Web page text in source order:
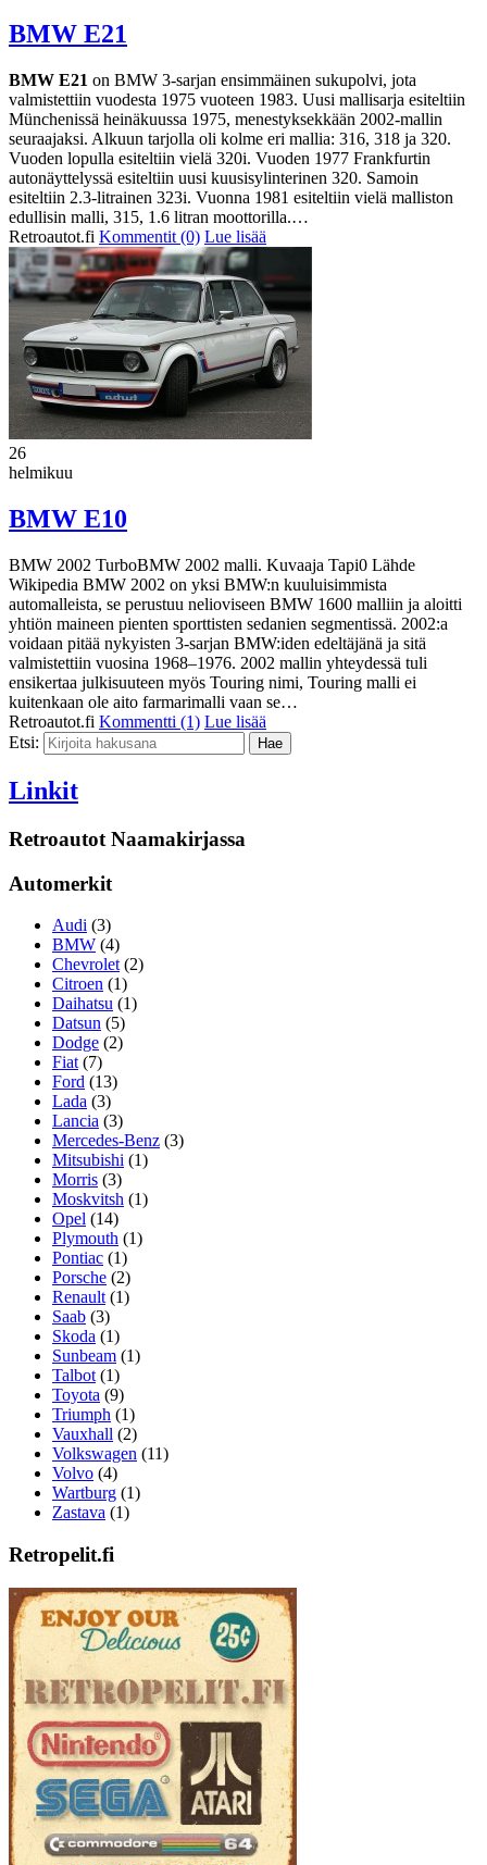
BMW E21
BMW E21 on BMW 3-sarjan ensimmäinen sukupolvi, jota
valmistettiin vuodesta 1975 vuoteen 1983. Uusi mallisarja esiteltiin
Münchenissä heinäkuussa 1975, menestyksekkään 2002-mallin
seuraajaksi. Alkuun tarjolla oli kolme eri mallia: 316, 318 ja 320.
Vuoden lopulla esiteltiin vielä 320i. Vuoden 1977 Frankfurtin
autonäyttelyssä esiteltiin uusi kuusisylinterinen 320. Samoin
esiteltiin 2.3-litrainen 323i. Vuonna 1981 esiteltiin vielä malliston
edullisin malli, 315, 1.6 litran moottorilla.…
Retroautot.fi Kommentit (0) Lue lisää
26
helmikuu
BMW E10
BMW 2002 TurboBMW 2002 malli. Kuvaaja Tapi0 Lähde
Wikipedia BMW 2002 on yksi BMW:n kuuluisimmista
automalleista, se perustuu nelioviseen BMW 1600 malliin ja aloitti
yhtiön maineen pienten sporttisten sedanien segmentissä. 2002:a
voidaan pitää nykyisten 3-sarjan BMW:iden edeltäjänä ja sitä
valmistettiin vuosina 1968–1976. 2002 mallin yhteydessä tuli
ensikertaa julkisuuteen myös Touring nimi, Touring malli ei
kuitenkaan ole aito farmarimalli vaan se…
Retroautot.fi Kommentti (1) Lue lisää
Etsi:
Linkit
Retroautot Naamakirjassa
Automerkit
Audi (3)
BMW (4)
Chevrolet (2)
Citroen (1)
Daihatsu (1)
Datsun (5)
Dodge (2)
Fiat (7)
Ford (13)
Lada (3)
Lancia (3)
Mercedes-Benz (3)
Mitsubishi (1)
Morris (3)
Moskvitsh (1)
Opel (14)
Plymouth (1)
Pontiac (1)
Porsche (2)
Renault (1)
Saab (3)
Skoda (1)
Sunbeam (1)
Talbot (1)
Toyota (9)
Triumph (1)
Vauxhall (2)
Volkswagen (11)
Volvo (4)
Wartburg (1)
Zastava (1)
Retropelit.fi